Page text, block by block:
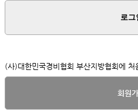
로그
(사)대한민국경비협회 부산지방협회에 처
회원